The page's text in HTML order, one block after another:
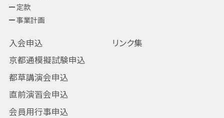
定款
事業計画
入会申込
京都通模擬試験申込
都草講演会申込
直前演習会申込
会員用行事申込
リンク集